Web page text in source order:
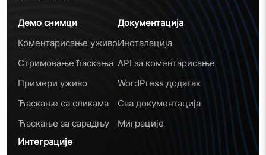
Демо снимци
Коментарисање уживо
Стримовање ћаскања
Примери уживо
Ћаскање са сликама
Ћаскање за сарадњу
Документација
Инсталација
API за коментарисање
WordPress додатак
Сва документација
Миграције
Интеграције